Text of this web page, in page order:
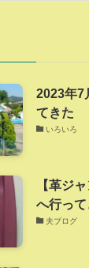
2023年7
てきた
いろいろ
【革ジ
へ行っ
夫ブログ